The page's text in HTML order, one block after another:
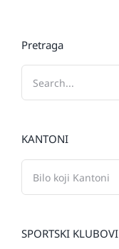
Pretraga
KANTONI
SPORTSKI KLUBOVI